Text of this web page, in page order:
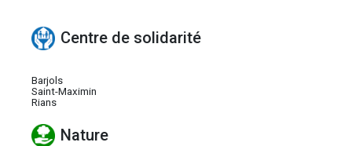
Centre de solidarité
Barjols
Saint-Maximin
Rians
Nature